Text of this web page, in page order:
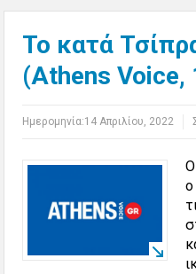
Το κατά
(Athens
Ημερομηνία:14 Απριλίου, 2022
ο